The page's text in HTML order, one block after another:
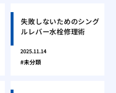
失敗しないためのシング
ルレバー水栓修理術
2025.11.14
未分類